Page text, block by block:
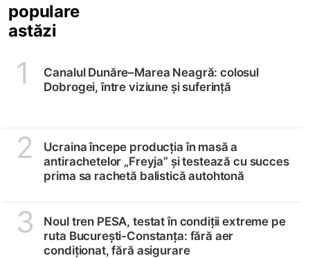
populare
astăzi
1
Canalul Dunăre–Marea Neagră: colosul
Dobrogei, între viziune și suferință
2
Ucraina începe producția în masă a
antirachetelor „Freyja” și testează cu succes
prima sa rachetă balistică autohtonă
3
Noul tren PESA, testat în condiții extreme pe
ruta București-Constanța: fără aer
condiționat, fără asigurare